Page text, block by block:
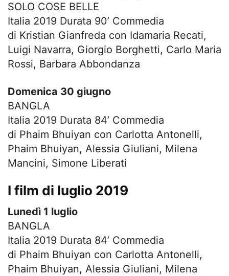
SOLO COSE BELLE
Italia 2019 Durata 90’ Commedia
di Kristian Gianfreda con Idamaria Recati,
Luigi Navarra, Giorgio Borghetti, Carlo Maria
Rossi, Barbara Abbondanza
Domenica 30 giugno
BANGLA
Italia 2019 Durata 84’ Commedia
di Phaim Bhuiyan con Carlotta Antonelli,
Phaim Bhuiyan, Alessia Giuliani, Milena
Mancini, Simone Liberati
I film di luglio 2019
Lunedì 1 luglio
BANGLA
Italia 2019 Durata 84’ Commedia
di Phaim Bhuiyan con Carlotta Antonelli,
Phaim Bhuiyan, Alessia Giuliani, Milena